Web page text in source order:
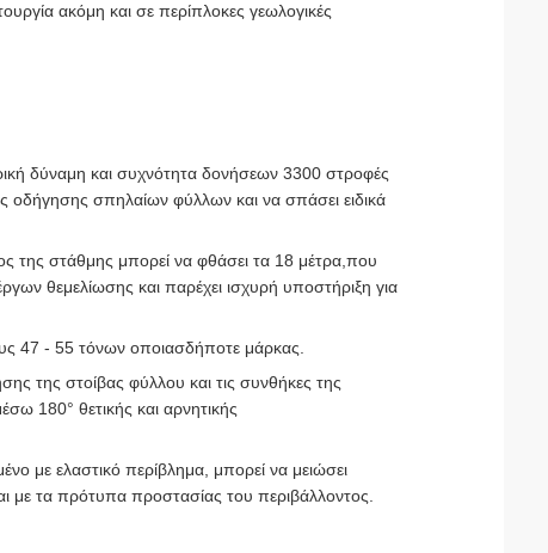
ακόμη και σε περίπλοκες γεωλογικές
δύναμη και συχνότητα δονήσεων 3300 στροφές
οδήγησης σπηλαίων φύλλων και να σπάσει ειδικά
της στάθμης μπορεί να φθάσει τα 18 μέτρα,που
θεμελίωσης και παρέχει ισχυρή υποστήριξη για
47 - 55 τόνων οποιασδήποτε μάρκας.
της στοίβας φύλλου και τις συνθήκες της
180° θετικής και αρνητικής
με ελαστικό περίβλημα, μπορεί να μειώσει
με τα πρότυπα προστασίας του περιβάλλοντος.